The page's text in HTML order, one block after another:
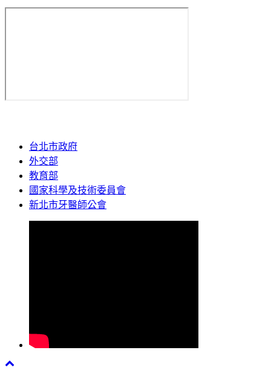
台北市政府
外交部
教育部
國家科學及技術委員會
新北市牙醫師公會